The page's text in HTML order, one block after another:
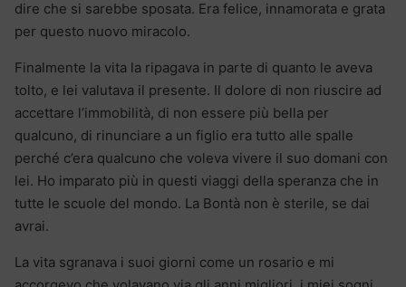
dire che si sarebbe sposata. Era felice, innamorata e grata
per questo nuovo miracolo.
Finalmente la vita la ripagava in parte di quanto le aveva
tolto, e lei valutava il presente. Il dolore di non riuscire ad
accettare l’immobilità, di non essere più bella per
qualcuno, di rinunciare a un figlio era tutto alle spalle
perché c’era qualcuno che voleva vivere il suo domani con
lei. Ho imparato più in questi viaggi della speranza che in
tutte le scuole del mondo. La Bontà non è sterile, se dai
avrai.
La vita sgranava i suoi giorni come un rosario e mi